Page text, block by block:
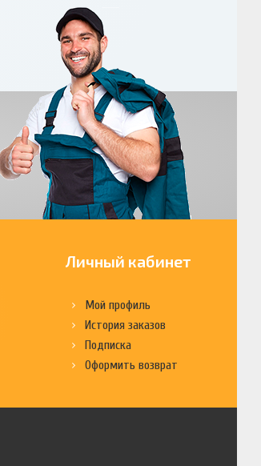
Личный кабинет
Мой профиль
История заказов
Подписка
Оформить возврат